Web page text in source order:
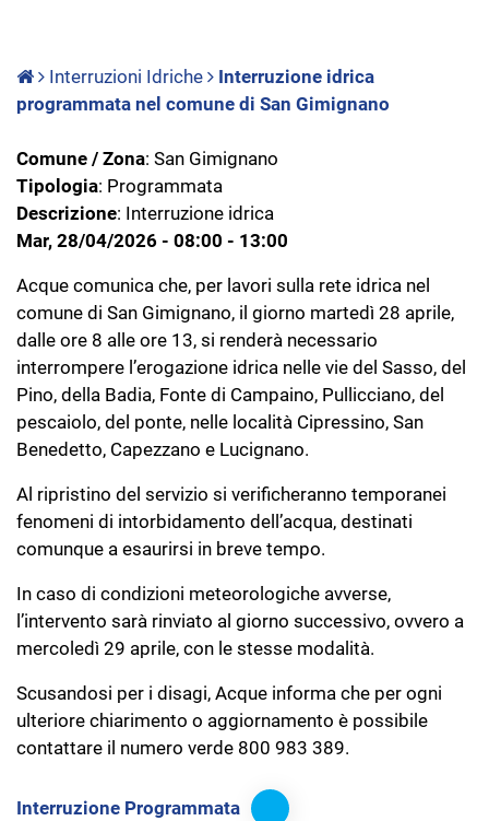
Interruzioni Idriche
Interruzione idrica
programmata nel comune di San Gimignano
Comune / Zona: San Gimignano
Tipologia: Programmata
Descrizione: Interruzione idrica
Mar, 28/04/2026 - 08:00 - 13:00
Acque comunica che, per lavori sulla rete idrica nel
comune di San Gimignano, il giorno martedì 28 aprile,
dalle ore 8 alle ore 13, si renderà necessario
interrompere l’erogazione idrica nelle vie del Sasso, del
Pino, della Badia, Fonte di Campaino, Pullicciano, del
pescaiolo, del ponte, nelle località Cipressino, San
Benedetto, Capezzano e Lucignano.
Al ripristino del servizio si verificheranno temporanei
fenomeni di intorbidamento dell’acqua, destinati
comunque a esaurirsi in breve tempo.
In caso di condizioni meteorologiche avverse,
l’intervento sarà rinviato al giorno successivo, ovvero a
mercoledì 29 aprile, con le stesse modalità.
Scusandosi per i disagi, Acque informa che per ogni
ulteriore chiarimento o aggiornamento è possibile
contattare il numero verde 800 983 389.
Interruzione Programmata